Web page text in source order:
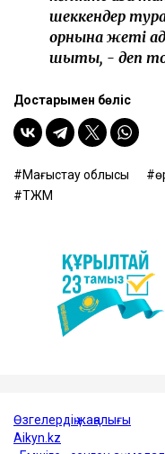
шеккендер
орнына жеті
шықты, - деп
Достарыңмен бөліс
Маңғыстау облысы
ТЖМ